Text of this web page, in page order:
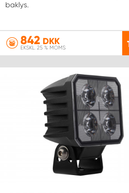
baklys.
842 DKK
EKSKL. 25 % MOMS